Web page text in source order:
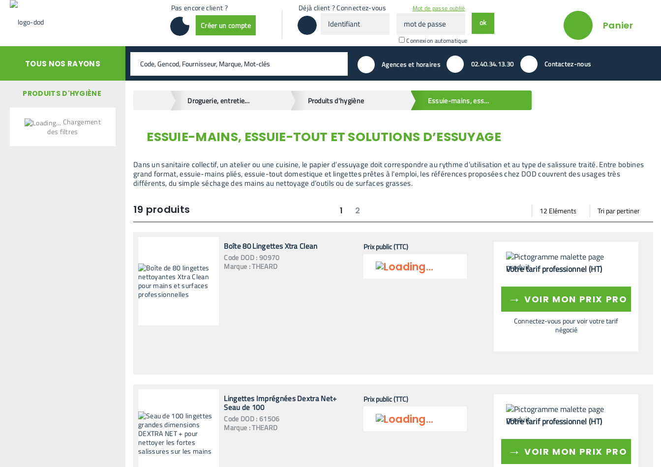
Pas encore client ?
Créer un compte
Déjà client ? Connectez-vous
passeConnexion automatique
Mot de passe oublié
ok Panier
TOUS NOS RAYONS rechercher valider Agences et horaires 02.40.34.13.30 Contactez-nous
PRODUITS D'HYGIÈNE
Chargement
des filtres
Droguerie, entretien et hygiène Produits d'hygiène Essuie-mains, essuie-tout, chiffons, lingettes
retour en arrière
ESSUIE-MAINS, ESSUIE-TOUT ET SOLUTIONS D’ESSUYAGE
Dans un sanitaire collectif, un atelier ou une cuisine, le papier d’essuyage doit correspondre au rythme d’utilisation et au type de salissure traité. Entre bobines
grand format, essuie-mains pliés, essuie-tout domestique et lingettes prêtes à l’emploi, les références proposées chez DOD couvrent des usages très
différents, du simple séchage des mains au nettoyage d’outils ou de surfaces grasses.
19 produits 1 2 Mode vignette
Mode bande
Par
page
Trier
par
Boîte 80 Lingettes Xtra Clean
Code DOD:90970
Marque :THEARD
Prix public (TTC)
Votre tarif professionnel (HT)
→ VOIR MON PRIX PRO
Connectez-vous pour voir votre tarif
négocié
Lingettes Imprégnées Dextra Net+
Seau de 100
Code DOD:61506
Marque :THEARD
Prix public (TTC)
Votre tarif professionnel (HT)
→ VOIR MON PRIX PRO